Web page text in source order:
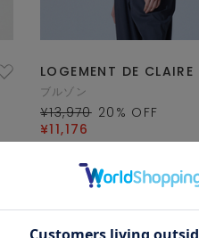
LOGEMENT DE CLAIRE
ブルゾン
¥13,970 20 % OFF
¥11,176
1/1 ページ全5件